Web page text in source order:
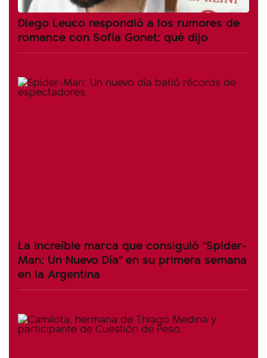
Diego Leuco respondió a los rumores de
romance con Sofía Gonet: qué dijo
La increíble marca que consiguió "Spider-
Man: Un Nuevo Día" en su primera semana
en la Argentina